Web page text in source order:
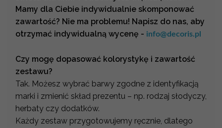
Mamy dla Ciebie indywidualnie skomponować
zawartość? Nie ma problemu! Napisz do nas, aby
otrzymać indywidualną wycenę - info@decoris.pl
Czy mogę dopasować kolorystykę i zawartość
zestawu?
Tak. Możesz wybrać barwy zgodne z identyfikacją
marki i zmienić skład prezentu – np. rodzaj słodyczy,
herbaty czy dodatków.
Każdy zestaw przygotowujemy ręcznie, dlatego